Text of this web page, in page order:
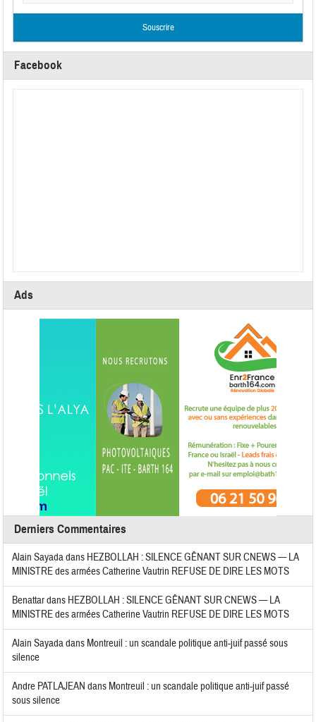
Facebook
Ads
Derniers Commentaires
Alain Sayadadans HEZBOLLAH : SILENCE GÊNANT SUR CNEWS — LA
MINISTRE des armées Catherine Vautrin REFUSE DE DIRE LES MOTS
Benattardans HEZBOLLAH : SILENCE GÊNANT SUR CNEWS — LA
MINISTRE des armées Catherine Vautrin REFUSE DE DIRE LES MOTS
Alain Sayadadans Montreuil : un scandale politique anti-juif passé sous
silence
Andre PATLAJEAN dans Montreuil : un scandale politique anti-juif passé
sous silence